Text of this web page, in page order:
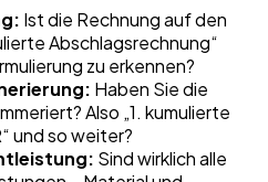
Ist die Rechnung auf den
Abschlagsrechnung“
zu erkennen?
Haben Sie die
Also „1. kumulierte
und so weiter?
Sind wirklich alle